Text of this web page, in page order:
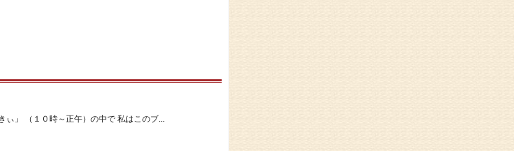
」 （１０時～正午）の中で 私はこのブ...